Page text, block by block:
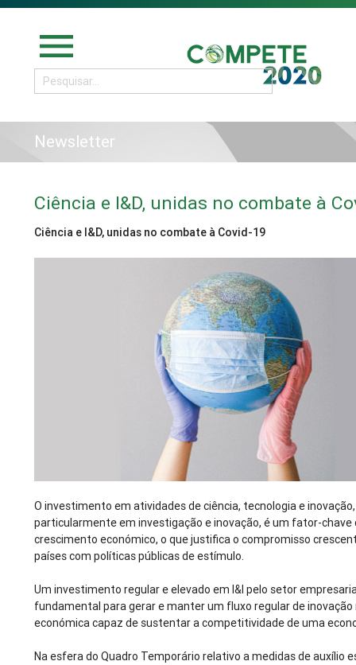
menu
Newsletter
Ciência e I&D, unidas no combate à
Ciência e I&D, unidas no combate à Covid-19
O investimento em atividades de ciência, tecnologia e inovação,
particularmente em investigação e inovação, é um fator-chave
crescimento económico, o que justifica o compromisso
países com políticas públicas de estímulo.
Um investimento regular e elevado em I&I pelo setor
fundamental para gerar e manter um fluxo regular de
económica capaz de sustentar a competitividade de uma
Na esfera do Quadro Temporário relativo a medidas de auxílio